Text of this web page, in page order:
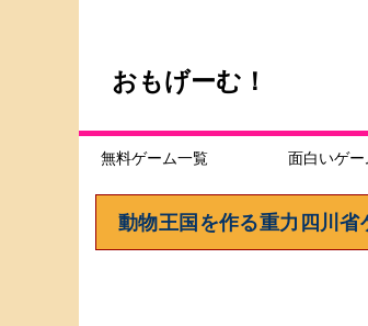
おもげーむ！
無料ゲーム一覧 面白いゲー
動物王国を作る重力四川